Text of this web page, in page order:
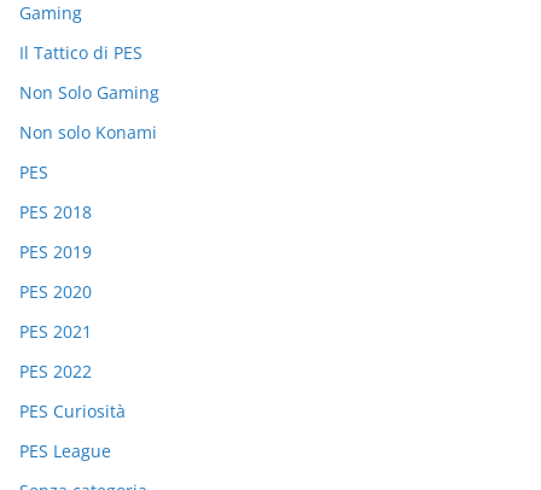
Gaming
Il Tattico di PES
Non Solo Gaming
Non solo Konami
PES
PES 2018
PES 2019
PES 2020
PES 2021
PES 2022
PES Curiosità
PES League